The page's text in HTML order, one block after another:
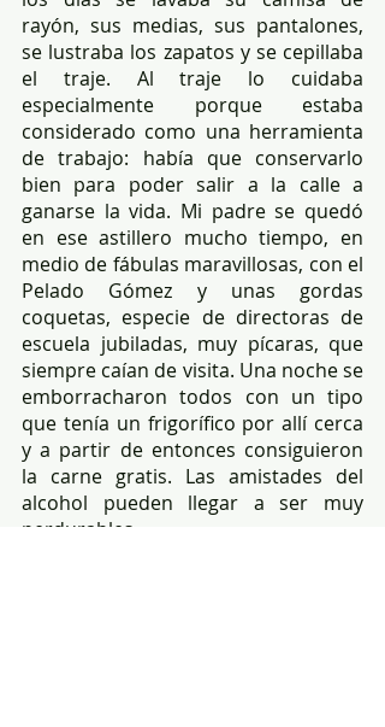
rayón, sus medias, sus pantalones,
se lustraba los zapatos y se cepillaba
el traje. Al traje lo cuidaba
especialmente porque estaba
considerado como una herramienta
de trabajo: había que conservarlo
bien para poder salir a la calle a
ganarse la vida. Mi padre se quedó
en ese astillero mucho tiempo, en
medio de fábulas maravillosas, con el
Pelado Gómez y unas gordas
coquetas, especie de directoras de
escuela jubiladas, muy pícaras, que
siempre caían de visita. Una noche se
emborracharon todos con un tipo
que tenía un frigorífico por allí cerca
y a partir de entonces consiguieron
la carne gratis. Las amistades del
alcohol pueden llegar a ser muy
perdurables.